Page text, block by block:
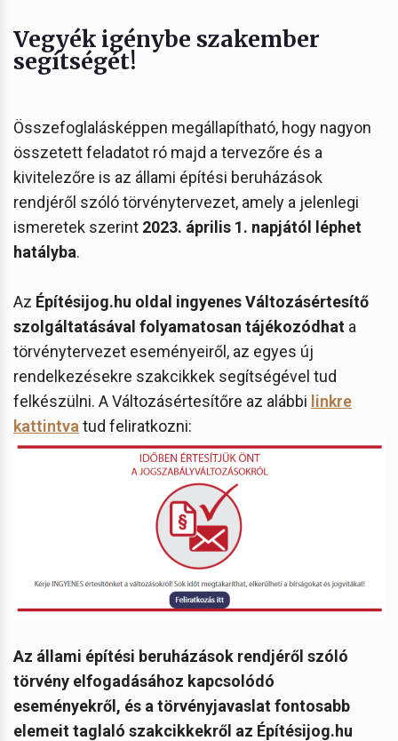
Vegyék igénybe szakember
segítségét!
Összefoglalásképpen megállapítható, hogy nagyon
összetett feladatot ró majd a tervezőre és a
kivitelezőre is az állami építési beruházások
rendjéről szóló törvénytervezet, amely a jelenlegi
ismeretek szerint 2023. április 1. napjától léphet
hatályba.
Az Építésijog.hu oldal ingyenes Változásértesítő
szolgáltatásával folyamatosan tájékozódhat a
törvénytervezet eseményeiről, az egyes új
rendelkezésekre szakcikkek segítségével tud
felkészülni. A Változásértesítőre az alábbi linkre
kattintva tud feliratkozni:
Az állami építési beruházások rendjéről szóló
törvény elfogadásához kapcsolódó
eseményekről, és a törvényjavaslat fontosabb
elemeit taglaló szakcikkekről az Építésijog.hu